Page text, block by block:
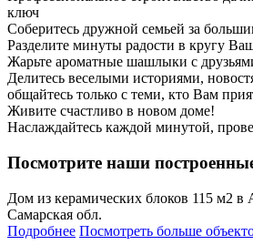
ключ
Соберитесь дружной семьей за
Разделите минуты радости в кругу
Жарьте ароматные шашлыки с
Делитесь веселыми историями,
общайтесь только с теми, кто Вам
Живите счастливо в новом доме!
Наслаждайтесь каждой минутой,
Посмотрите наши
Дом из керамических блоков 115 м2 в
Самарская обл.
Подробнее Посмотреть больше